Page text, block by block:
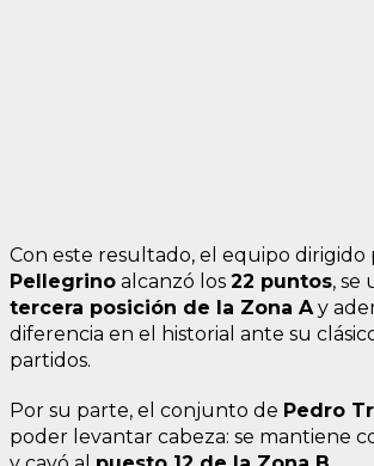
Con este resultado, el equipo dirigido
Pellegrino alcanzó los 22 puntos, se
tercera posición de la Zona A y
diferencia en el historial ante su clásico
partidos.
Por su parte, el conjunto de Pedro
poder levantar cabeza: se mantiene